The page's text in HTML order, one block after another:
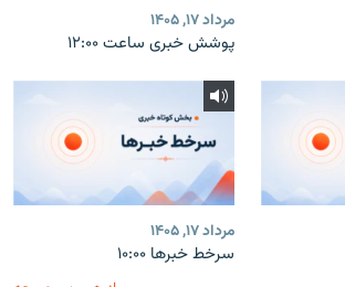
مرداد ۱۷, ۱۴۰۵
پوشش خبری ساعت ۱۲:۰۰
مرداد ۱۷, ۱۴۰۵
سرخط خبرها ۱۰:۰۰